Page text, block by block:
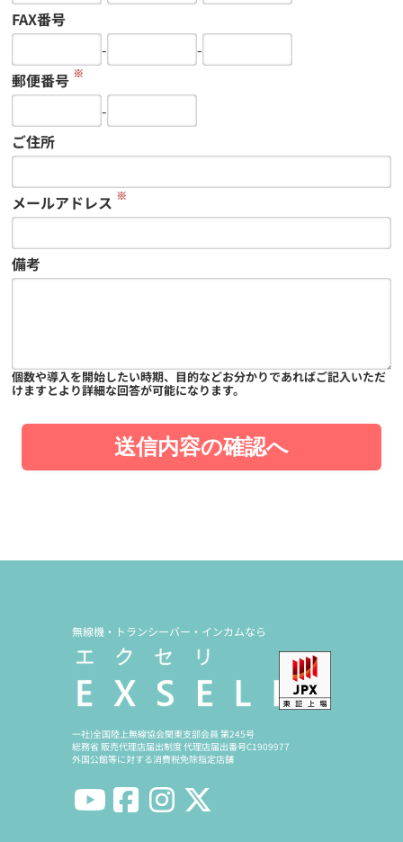
FAX番号
-
-
郵便番号 ※
-
ご住所
メールアドレス ※
備考
個数や導入を開始したい時期、目的などお分かりであればご記入いただ
けますとより詳細な回答が可能になります。
送信内容の確認へ
無線機・トランシーバー・インカムなら
一社)全国陸上無線協会関東支部会員 第245号
総務省 販売代理店届出制度 代理店届出番号C1909977
外国公館等に対する消費税免除指定店舗